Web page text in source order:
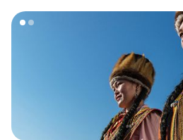
под «влиянием» сяньбийцев.
середины VI в. алтайские
жужанами, населявшими
Западную Маньчжураю, и
(изделиями из железа).